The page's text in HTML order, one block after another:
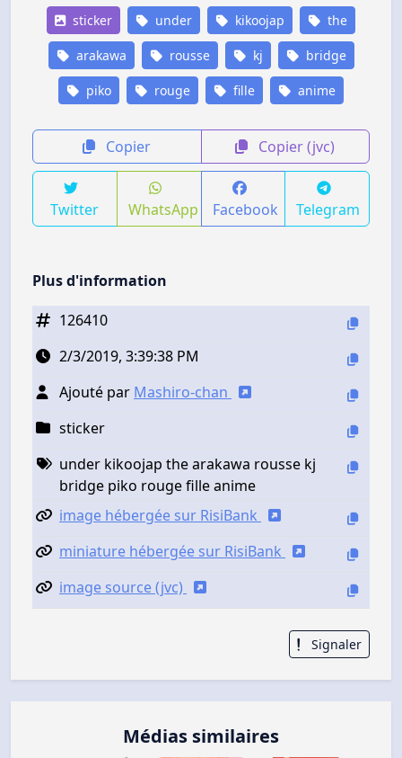
sticker under kikoojap the
arakawa rousse kj bridge
piko rouge fille anime
Copier Copier (jvc)
Twitter WhatsApp Facebook Telegram
Plus d'information
126410
2/3/2019, 3:39:38 PM
Ajouté par Mashiro-chan
sticker
under kikoojap the arakawa rousse kj
bridge piko rouge fille anime
image hébergée sur RisiBank
miniature hébergée sur RisiBank
image source (jvc)
Signaler
Médias similaires